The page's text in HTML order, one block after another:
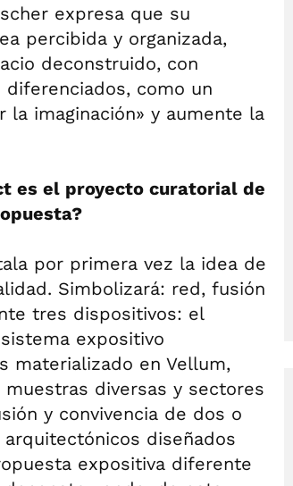
expresa que su
percibida y organizada,
deconstruido, con
como un
la imaginación» y aumente la
es el proyecto curatorial de
por primera vez la idea de
Simbolizará: red, fusión
tres dispositivos: el
expositivo
materializado en Vellum,
diversas y sectores
y convivencia de dos o
diseñados
expositiva diferente